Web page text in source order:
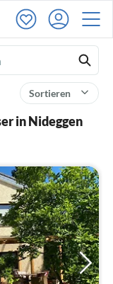
Sortieren
in Nideggen